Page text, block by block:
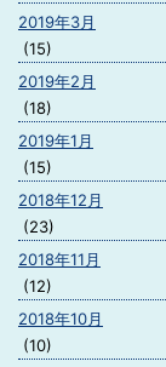
2019年3月
(15)
2019年2月
(18)
2019年1月
(15)
2018年12月
(23)
2018年11月
(12)
2018年10月
(10)